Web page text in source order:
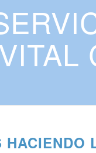
HACIENDO